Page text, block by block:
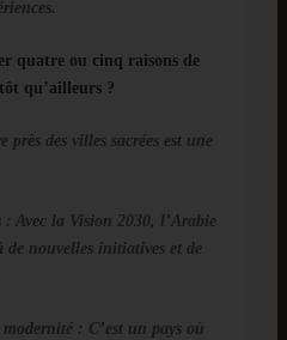
quatre ou cinq raisons de
qu’ailleurs ?
près des villes sacrées est une
: Avec la Vision 2030, l’Arabie
de nouvelles initiatives et de
: C’est un pays où